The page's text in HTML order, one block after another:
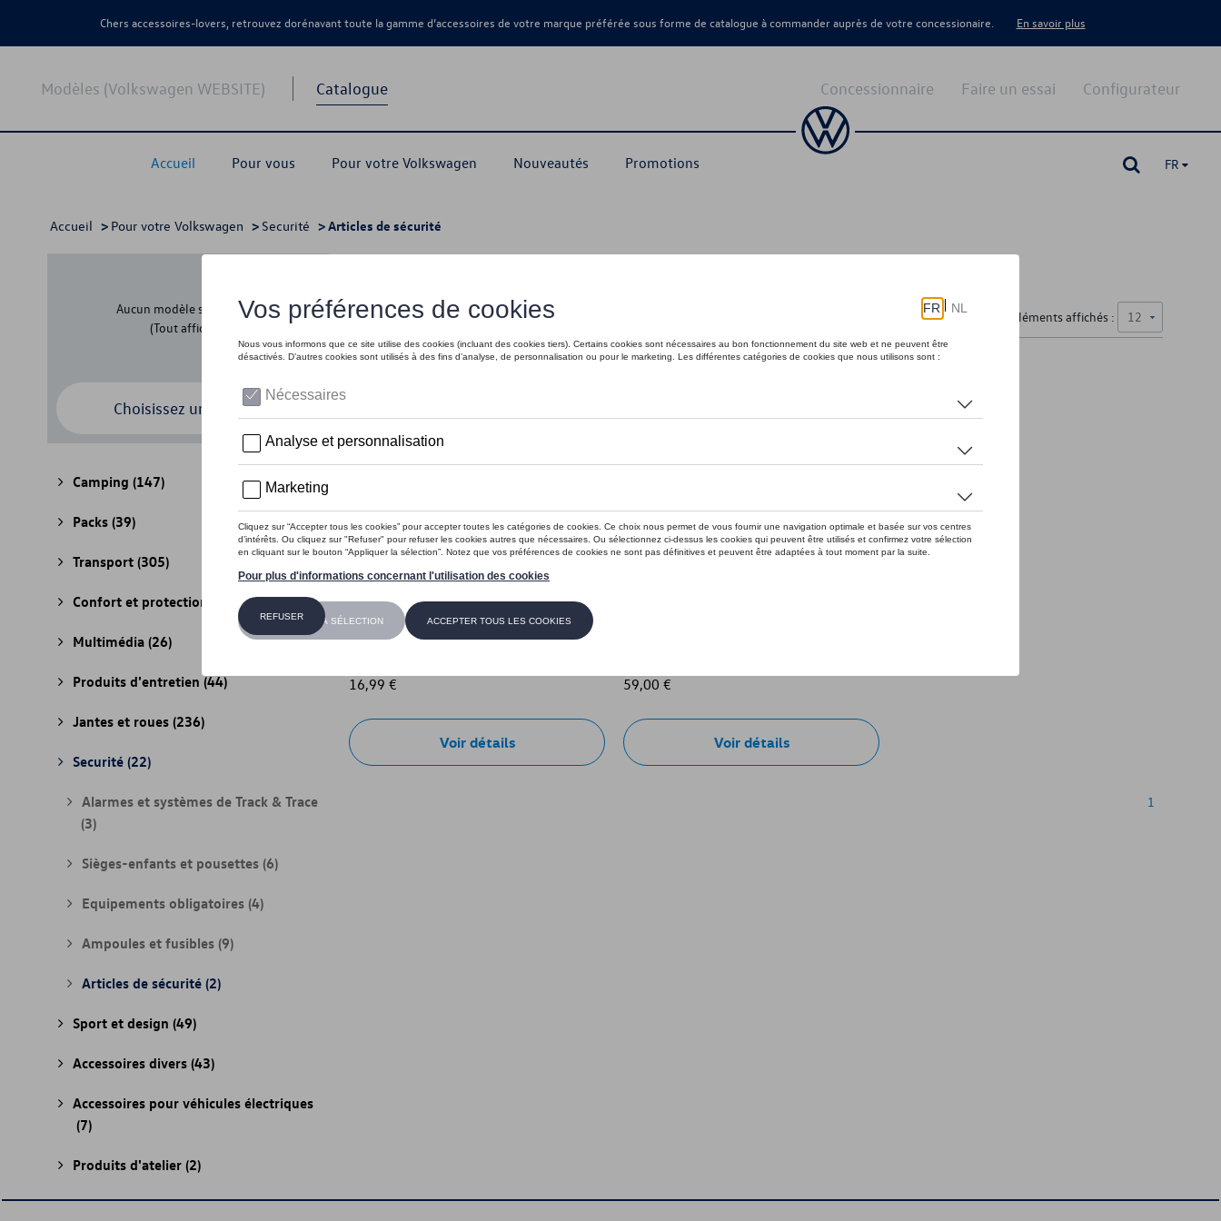
Chers accessoires-lovers, retrouvez dorénavant toute la gamme d’accessoires de votre marque préférée sous forme de catalogue à commander auprès de votre concessionaire. En savoir plus
Modèles (Volkswagen WEBSITE) Catalogue
Accueil Pour vous Pour votre Volkswagen Nouveautés Promotions
Configurateur
Faire un essai
Concessionnaire
FR
Accueil > Pour votre Volkswagen > Securité > Articles de sécurité
Aucun modèle sélectionné
(Tout afficher)
Choisissez un modèle
Camping (147)
Packs (39)
Transport (305)
Confort et protection (841)
Multimédia (26)
Produits d'entretien(44)
Jantes et roues (236)
Securité (22)
Alarmes et systèmes de Track & Trace
(3)
Sièges-enfants et pousettes (6)
Equipements obligatoires (4)
Ampoules et fusibles (9)
Articles de sécurité (2)
Sport et design (49)
Accessoires divers (43)
Accessoires pour véhicules électriques
(7)
Produits d'atelier (2)
Nombre d'éléments affichés :
Voyant d'avertissement V16
16,99 €
Voir détails
59,00 €
Voir détails
1